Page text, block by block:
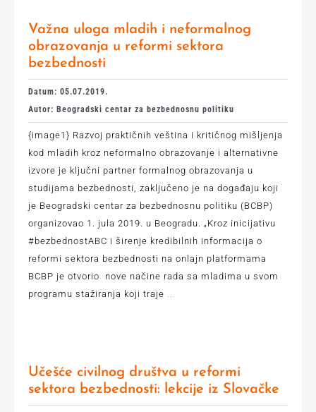
Važna uloga mladih i neformalnog
obrazovanja u reformi sektora
bezbednosti
Datum: 05.07.2019.
Autor: Beogradski centar za bezbednosnu politiku
{image1} Razvoj praktičnih veština i kritičnog mišljenja
kod mladih kroz neformalno obrazovanje i alternativne
izvore je ključni partner formalnog obrazovanja u
studijama bezbednosti, zaključeno je na događaju koji
je Beogradski centar za bezbednosnu politiku (BCBP)
organizovao 1. jula 2019. u Beogradu. „Kroz inicijativu
#bezbednostABC i širenje kredibilnih informacija o
reformi sektora bezbednosti na onlajn platformama
BCBP je otvorio nove načine rada sa mladima u svom
programu stažiranja koji traje ...
Učešće civilnog društva u reformi
sektora bezbednosti: lekcije iz Slovačke